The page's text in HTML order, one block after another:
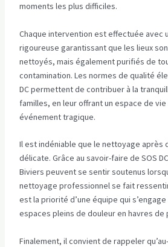
moments les plus difficiles.
Chaque intervention est effectuée avec
rigoureuse garantissant que les lieux
nettoyés, mais également purifiés de
contamination. Les normes de qualité
DC permettent de contribuer à la
familles, en leur offrant un espace de vie
événement tragique.
Il est indéniable que le nettoyage après
délicate. Grâce au savoir-faire de SOS
Biviers peuvent se sentir soutenus
nettoyage professionnel se fait
est la priorité d’une équipe qui
espaces pleins de douleur en havres de
Finalement, il convient de rappeler